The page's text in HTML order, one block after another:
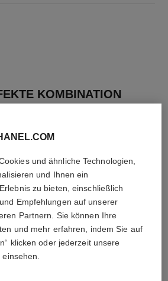
KOMBINATION
und ähnliche Technologien,
und Ihnen ein
zu bieten, einschließlich
Empfehlungen auf unserer
Partnern. Sie können Ihre
und mehr erfahren, indem Sie auf
klicken oder jederzeit unsere
einsehen.